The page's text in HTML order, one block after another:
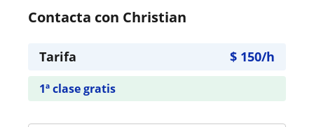
Contacta con Christian
Tarifa $ 150/h
1ª clase gratis